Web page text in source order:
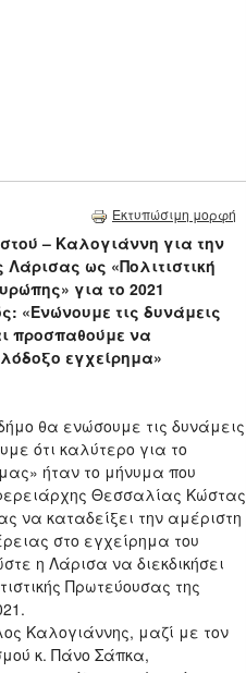
Εκτυπώσιμη μορφή
– Καλογιάννη για την
ως «Πολιτιστική
για το 2021
«Ενώνουμε τις δυνάμεις
προσπαθούμε να
εγχείρημα»
θα ενώσουμε τις δυνάμεις
ότι καλύτερο για το
ήταν το μήνυμα που
Θεσσαλίας Κώστας
να καταδείξει την αμέριστη
στο εγχείρημα του
η Λάρισα να διεκδικήσει
Πρωτεύουσας της
Καλογιάννης, μαζί με τον
κ. Πάνο Σάπκα,